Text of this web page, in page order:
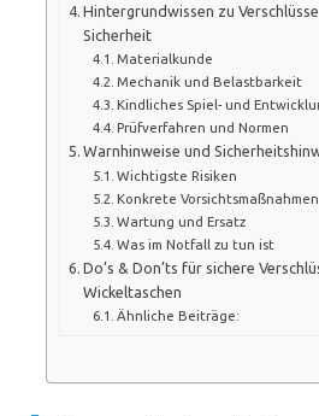
Hintergrundwissen zu
Sicherheit
Materialkunde
Mechanik und Belastbarkeit
Kindliches Spiel- und
Prüfverfahren und Normen
Warnhinweise und
Wichtigste Risiken
Konkrete Vorsichtsmaßnahmen
Wartung und Ersatz
Was im Notfall zu tun ist
Do’s & Don’ts für sichere
Wickeltaschen
Ähnliche Beiträge: